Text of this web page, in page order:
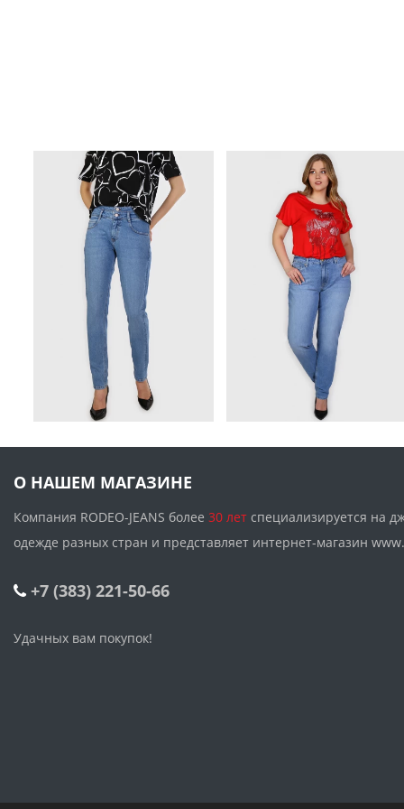
О НАШЕМ МАГАЗИНЕ
Компания RODEO-JEANS более 30 лет специализируется на
одежде разных стран и представляет интернет-магазин
+7 (383) 221-50-66
Удачных вам покупок!